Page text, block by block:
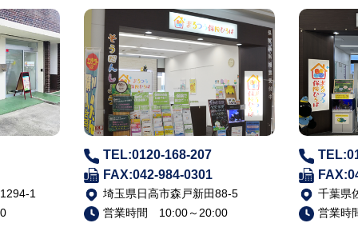
1
TEL:0120-168-207
FAX:042-984-0301
埼玉県日高市森戸新田88-5
営業時間 10:00～20:00
千葉県
営業時